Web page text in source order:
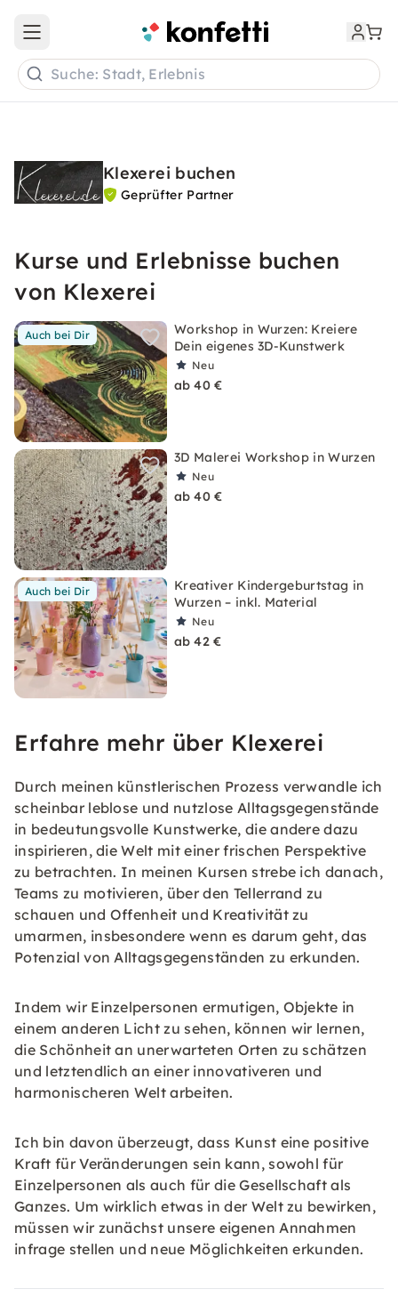
Open main menu
Suche: Stadt, Erlebnis
Klexerei buchen
Geprüfter Partner
Kurse und Erlebnisse buchen
von Klexerei
Auch bei Dir
Workshop in Wurzen: Kreiere
Dein eigenes 3D-Kunstwerk
Neu
ab 40 €
3D Malerei Workshop in Wurzen
Neu
ab 40 €
Auch bei Dir
Kreativer Kindergeburtstag in
Wurzen – inkl. Material
Neu
ab 42 €
Erfahre mehr über Klexerei
Durch meinen künstlerischen Prozess verwandle ich
scheinbar leblose und nutzlose Alltagsgegenstände
in bedeutungsvolle Kunstwerke, die andere dazu
inspirieren, die Welt mit einer frischen Perspektive
zu betrachten. In meinen Kursen strebe ich danach,
Teams zu motivieren, über den Tellerrand zu
schauen und Offenheit und Kreativität zu
umarmen, insbesondere wenn es darum geht, das
Potenzial von Alltagsgegenständen zu erkunden.
Indem wir Einzelpersonen ermutigen, Objekte in
einem anderen Licht zu sehen, können wir lernen,
die Schönheit an unerwarteten Orten zu schätzen
und letztendlich an einer innovativeren und
harmonischeren Welt arbeiten.
Ich bin davon überzeugt, dass Kunst eine positive
Kraft für Veränderungen sein kann, sowohl für
Einzelpersonen als auch für die Gesellschaft als
Ganzes. Um wirklich etwas in der Welt zu bewirken,
müssen wir zunächst unsere eigenen Annahmen
infrage stellen und neue Möglichkeiten erkunden.